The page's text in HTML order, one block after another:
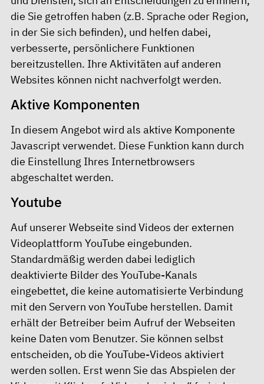
die Sie getroffen haben (z.B. Sprache oder Region,
in der Sie sich befinden), und helfen dabei,
verbesserte, persönlichere Funktionen
bereitzustellen. Ihre Aktivitäten auf anderen
Websites können nicht nachverfolgt werden.
Aktive Komponenten
In diesem Angebot wird als aktive Komponente
Javascript verwendet. Diese Funktion kann durch
die Einstellung Ihres Internetbrowsers
abgeschaltet werden.
Youtube
Auf unserer Webseite sind Videos der externen
Videoplattform YouTube eingebunden.
Standardmäßig werden dabei lediglich
deaktivierte Bilder des YouTube-Kanals
eingebettet, die keine automatisierte Verbindung
mit den Servern von YouTube herstellen. Damit
erhält der Betreiber beim Aufruf der Webseiten
keine Daten vom Benutzer. Sie können selbst
entscheiden, ob die YouTube-Videos aktiviert
werden sollen. Erst wenn Sie das Abspielen der